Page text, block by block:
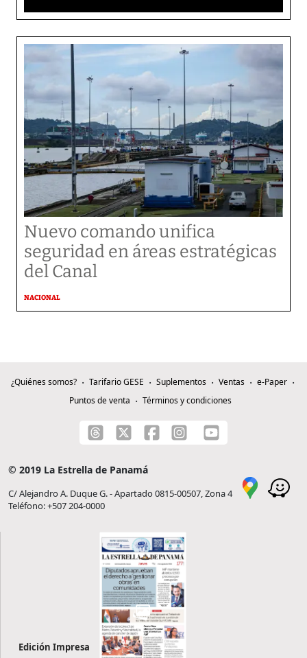
Nuevo comando unifica
seguridad en áreas estratégicas
del Canal
NACIONAL
¿Quiénes somos? Tarifario GESE Suplementos Ventas
e-Paper
Puntos de venta
Términos y condiciones
© 2019 La Estrella de Panamá
C/ Alejandro A. Duque G. - Apartado 0815-00507, Zona 4
Teléfono: +507 204-0000
Edición Impresa